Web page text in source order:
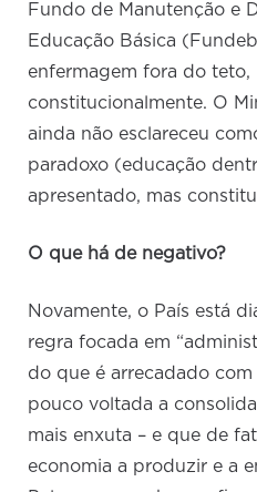
Fundo de Manutenção e
Educação Básica
enfermagem fora do teto,
constitucionalmente. O
ainda não esclareceu
paradoxo (educação
apresentado, mas
O que há de negativo?
Novamente, o País está
regra focada em
do que é arrecadado com
pouco voltada a
mais enxuta – e que de
economia a produzir e a